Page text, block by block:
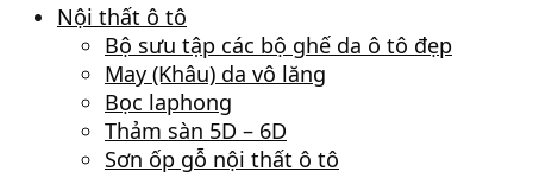
Nội thất ô tô
Bộ sưu tập các bộ ghế da ô tô đẹp
May (Khâu) da vô lăng
Bọc laphong
Thảm sàn 5D – 6D
Sơn ốp gỗ nội thất ô tô